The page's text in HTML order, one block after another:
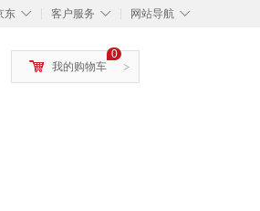
◇
东 ◇
客户服务 ◇
网站导航
>
0
我的购物车